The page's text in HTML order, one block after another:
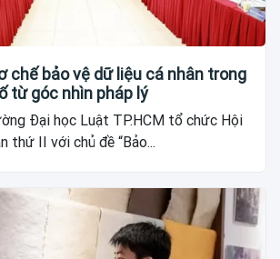
chế bảo vệ dữ liệu cá nhân trong
từ góc nhìn pháp lý
Đại học Luật TP.HCM tổ chức Hội
thứ II với chủ đề “Bảo...